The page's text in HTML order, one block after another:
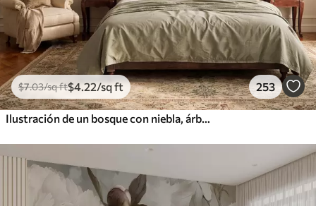
$7.03/sq ft$4.22/sq ft 253